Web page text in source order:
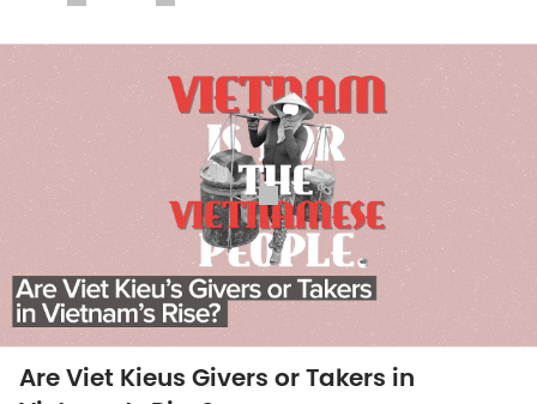
Are Viet Kieus Givers or Takers in